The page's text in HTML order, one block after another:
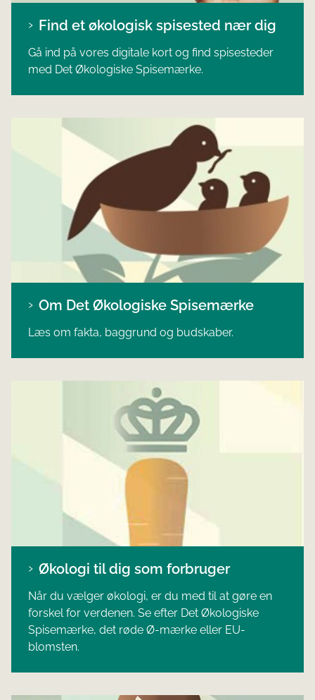
Find et økologisk spisested nær dig
Gå ind på vores digitale kort og find spisesteder
med Det Økologiske Spisemærke.
Om Det Økologiske Spisemærke
Læs om fakta, baggrund og budskaber.
Økologi til dig som forbruger
Når du vælger økologi, er du med til at gøre en
forskel for verdenen. Se efter Det Økologiske
Spisemærke, det røde Ø-mærke eller EU-
blomsten.